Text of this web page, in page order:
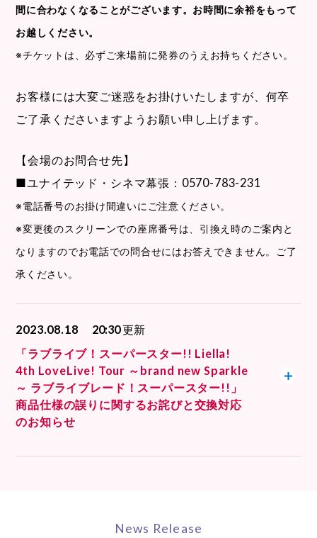
間に合わなくなることがございます。お時間に余裕をもって
お越しください。
※チケットは、必ずご来場前に発券のうえお持ちください。
お客様には大変ご迷惑をお掛けいたしますが、何卒
ご了承くださいますようお願い申し上げます。
【会場のお問合せ先】
■ユナイテッド・シネマ幕張：0570-783-231
※電話番号のお掛け間違いにご注意ください。
※変更後のスクリーンでの座席番号は、引換え時のご案内と
なりますのでお電話での問合せにはお答えできません。ご了
承ください。
2023.08.18 20:30更新
「ラブライブ！スーパースター!! Liella!
4th LoveLive! Tour ～brand new Sparkle
～ ラブライブレード！スーパースター!!」
商品仕様の誤りに関するお詫びと交換対応
のお知らせ
News Release